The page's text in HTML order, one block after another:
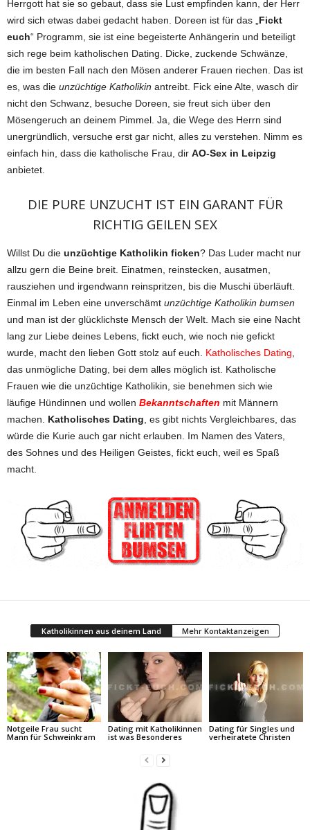
Herrgott hat sie so gebaut, dass sie Lust empfinden kann, der Herr
wird sich etwas dabei gedacht haben. Doreen ist für das „ Fickt
euch“ Programm, sie ist eine begeisterte Anhängerin und beteiligt
sich rege beim katholischen Dating. Dicke, zuckende Schwänze,
die im besten Fall nach den Mösen anderer Frauen riechen. Das ist
es, was die unzüchtige Katholikin antreibt. Fick eine Alte, wasch dir
nicht den Schwanz, besuche Doreen, sie freut sich über den
Mösengeruch an deinem Pimmel. Ja, die Wege des Herrn sind
unergründlich, versuche erst gar nicht, alles zu verstehen. Nimm es
einfach hin, dass die katholische Frau, dir AO-Sex in Leipzig
anbietet.
DIE PURE UNZUCHT IST EIN GARANT FÜR
RICHTIG GEILEN SEX
Willst Du die unzüchtige Katholikin ficken? Das Luder macht nur
allzu gern die Beine breit. Einatmen, reinstecken, ausatmen,
rausziehen und irgendwann reinspritzen, bis die Muschi überläuft.
Einmal im Leben eine unverschämt unzüchtige Katholikin bumsen
und man ist der glücklichste Mensch der Welt. Mach sie eine Nacht
lang zur Liebe deines Lebens, fickt euch, wie noch nie gefickt
wurde, macht den lieben Gott stolz auf euch. Katholisches Dating
das unmögliche Dating, bei dem alles möglich ist. Katholische
Frauen wie die unzüchtige Katholikin, sie benehmen sich wie
läufige Hündinnen und wollen Bekanntschaften mit Männern
machen. Katholisches Dating , es gibt nichts Vergleichbares, das
würde die Kurie auch gar nicht erlauben. Im Namen des Vaters,
des Sohnes und des Heiligen Geistes, fickt euch, weil es Spaß
macht.
Katholikinnen aus deinem Land Mehr Kontaktanzeigen
Notgeile Frau sucht
Mann für Schweinkram
Dating mit Katholikinnen
ist was Besonderes
Dating für Singles und
verheiratete Christen